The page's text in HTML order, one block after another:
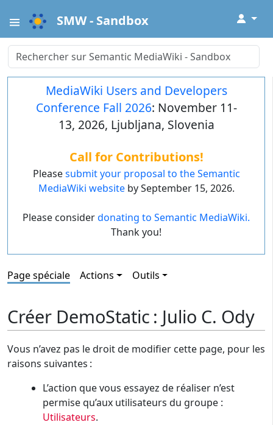
SMW - Sandbox ↓
MediaWiki Users and Developers
Conference Fall 2026: November 11-
13, 2026, Ljubljana, Slovenia
Call for Contributions!
Pleasesubmit your proposal to the Semantic
MediaWiki websiteby September 15, 2026.
Please considerdonating to Semantic MediaWiki.
Thank you!
Page spéciale Actions Outils
Créer DemoStatic : Julio C. Ody
Vous n’avez pas le droit de modifier cette page, pour les
raisons suivantes :
L’action que vous essayez de réaliser n’est
permise qu’aux utilisateurs du groupe :
Utilisateurs.